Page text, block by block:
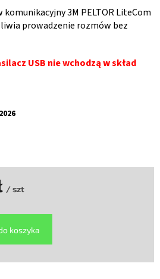
komunikacyjny 3M PELTOR LiteCom
prowadzenie rozmów bez
USB nie wchodzą w skład
/ szt
koszyka